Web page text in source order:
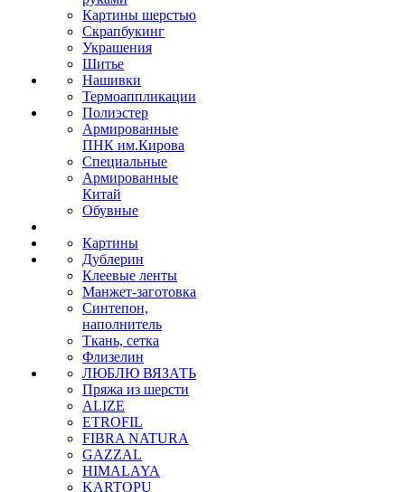
Картины шерстью
Скрапбукинг
Украшения
Шитье
Нашивки
Термоаппликации
Полиэстер
Армированные
ПНК им.Кирова
Специальные
Армированные
Китай
Обувные
Картины
Дублерин
Клеевые ленты
Манжет-заготовка
Синтепон,
наполнитель
Ткань, сетка
Флизелин
ЛЮБЛЮ ВЯЗАТЬ
Пряжа из шерсти
ALIZE
ETROFIL
FIBRA NATURA
GAZZAL
HIMALAYA
KARTOPU